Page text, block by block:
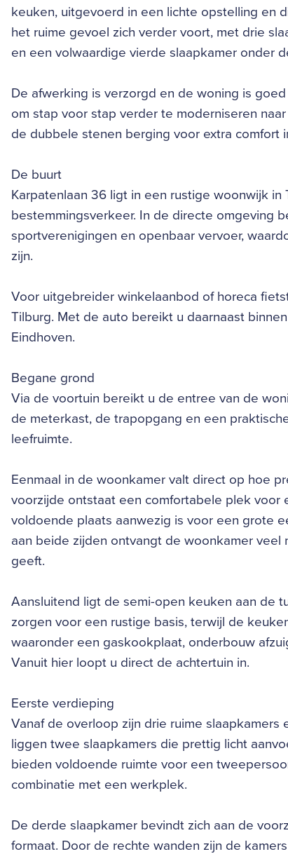
keuken, uitgevoerd in een lichte opstelling en
het ruime gevoel zich verder voort, met drie
en een volwaardige vierde slaapkamer onder
De afwerking is verzorgd en de woning is
om stap voor stap verder te moderniseren
de dubbele stenen berging voor extra comfort
De buurt
Karpatenlaan 36 ligt in een rustige woonwijk
bestemmingsverkeer. In de directe omgeving
sportverenigingen en openbaar vervoer,
zijn.
Voor uitgebreider winkelaanbod of horeca
Tilburg. Met de auto bereikt u daarnaast
Eindhoven.
Begane grond
Via de voortuin bereikt u de entree van de
de meterkast, de trapopgang en een
leefruimte.
Eenmaal in de woonkamer valt direct op hoe
voorzijde ontstaat een comfortabele plek voor
voldoende plaats aanwezig is voor een grote
aan beide zijden ontvangt de woonkamer
geeft.
Aansluitend ligt de semi-open keuken aan de
zorgen voor een rustige basis, terwijl de
waaronder een gaskookplaat, onderbouw
Vanuit hier loopt u direct de achtertuin in.
Eerste verdieping
Vanaf de overloop zijn drie ruime
liggen twee slaapkamers die prettig licht
bieden voldoende ruimte voor een
combinatie met een werkplek.
De derde slaapkamer bevindt zich aan de
formaat. Door de rechte wanden zijn de